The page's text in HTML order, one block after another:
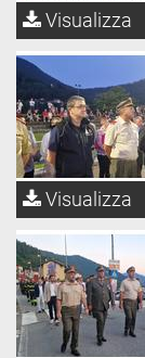
Visualizza
Visualizza